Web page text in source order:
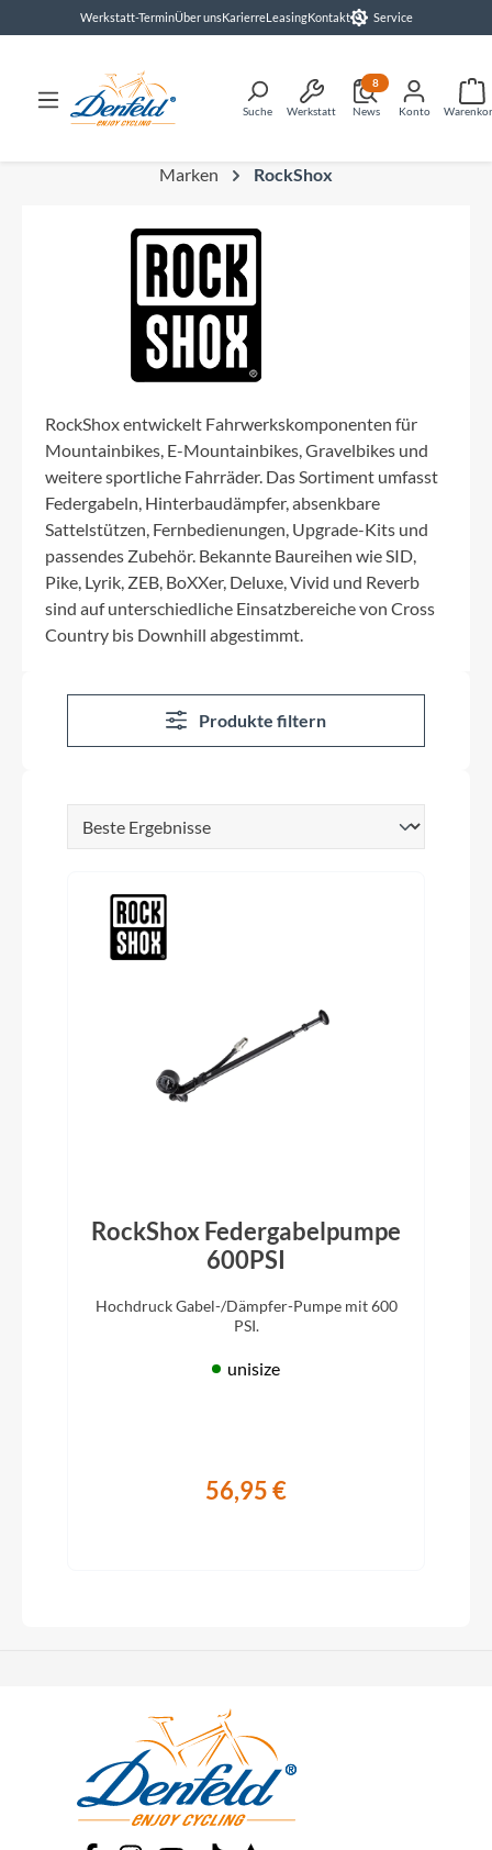
springenWerkstatt-TerminÜber unsKarierreLeasingKontakt Service
Suche Werkstatt News
8
Konto
Marken RockShox
RockShox entwickelt Fahrwerkskomponenten für
Mountainbikes, E-Mountainbikes, Gravelbikes und
weitere sportliche Fahrräder. Das Sortiment umfasst
Federgabeln, Hinterbaudämpfer, absenkbare
Sattelstützen, Fernbedienungen, Upgrade-Kits und
passendes Zubehör. Bekannte Baureihen wie SID,
Pike, Lyrik, ZEB, BoXXer, Deluxe, Vivid und Reverb
sind auf unterschiedliche Einsatzbereiche von Cross
Country bis Downhill abgestimmt.
Produkte filtern
RockShox Federgabelpumpe
600PSI
Hochdruck Gabel-/Dämpfer-Pumpe mit 600
PSI.
unisize
56,95 €